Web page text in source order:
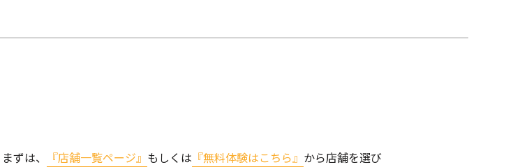
まずは、 『店舗一覧ページ』 もしくは 『無料体験はこちら』 から店舗を選び